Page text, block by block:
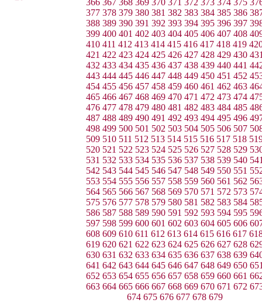
366 367 368 369 370 371 372 373 374 375
377 378 379 380 381 382 383 384 385 386
388 389 390 391 392 393 394 395 396 397
399 400 401 402 403 404 405 406 407 408
410 411 412 413 414 415 416 417 418 419
421 422 423 424 425 426 427 428 429 430
432 433 434 435 436 437 438 439 440 441
443 444 445 446 447 448 449 450 451 452
454 455 456 457 458 459 460 461 462 463
465 466 467 468 469 470 471 472 473 474
476 477 478 479 480 481 482 483 484 485
487 488 489 490 491 492 493 494 495 496
498 499 500 501 502 503 504 505 506 507
509 510 511 512 513 514 515 516 517 518
520 521 522 523 524 525 526 527 528 529
531 532 533 534 535 536 537 538 539 540
542 543 544 545 546 547 548 549 550 551
553 554 555 556 557 558 559 560 561 562
564 565 566 567 568 569 570 571 572 573
575 576 577 578 579 580 581 582 583 584
586 587 588 589 590 591 592 593 594 595
597 598 599 600 601 602 603 604 605 606
608 609 610 611 612 613 614 615 616 617
619 620 621 622 623 624 625 626 627 628
630 631 632 633 634 635 636 637 638 639
641 642 643 644 645 646 647 648 649 650
652 653 654 655 656 657 658 659 660 661
663 664 665 666 667 668 669 670 671 672
674 675 676 677 678 679